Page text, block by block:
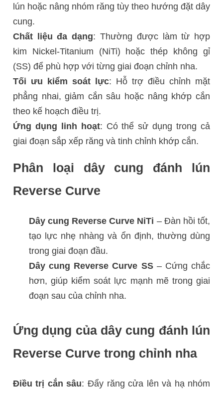
lún hoặc nâng nhóm răng tùy theo hướng đặt dây
cung.
Chất liệu đa dạng: Thường được làm từ hợp
kim Nickel-Titanium (NiTi) hoặc thép không gỉ
(SS) để phù hợp với từng giai đoạn chỉnh nha.
Tối ưu kiểm soát lực: Hỗ trợ điều chỉnh mặt
phẳng nhai, giảm cắn sâu hoặc nâng khớp cắn
theo kế hoạch điều trị.
Ứng dụng linh hoạt: Có thể sử dụng trong cả
giai đoạn sắp xếp răng và tinh chỉnh khớp cắn.
Phân loại dây cung đánh lún
Reverse Curve
Dây cung Reverse Curve NiTi – Đàn hồi tốt,
tạo lực nhẹ nhàng và ổn định, thường dùng
trong giai đoạn đầu.
Dây cung Reverse Curve SS– Cứng chắc
hơn, giúp kiểm soát lực mạnh mẽ trong giai
đoạn sau của chỉnh nha.
Ứng dụng của dây cung đánh lún
Reverse Curve trong chỉnh nha
Điều trị cắn sâu: Đẩy răng cửa lên và hạ nhóm